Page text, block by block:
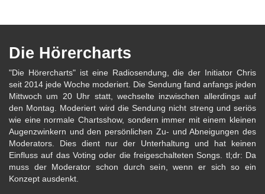
Die Hörercharts
"Die Hörercharts" ist eine Radiosendung, die der Initiator Chris
seit 2014 jede Woche moderiert. Die Sendung fand anfangs jeden
Mittwoch um 20 Uhr statt, wechselte inzwischen allerdings auf
den Montag. Moderiert wird die Sendung nicht streng und seriös
wie eine normale Chartsshow, sondern immer mit einem kleinen
Augenzwinkern und den persönlichen Zu- und Abneigungen des
Moderators. Dies dient nur der Unterhaltung und hat keinen
Einfluss auf das Voting oder die freigeschalteten Songs. tl;dr: Da
muss der Moderator schon durch sein, wenn er sich so ein
Konzept ausdenkt.